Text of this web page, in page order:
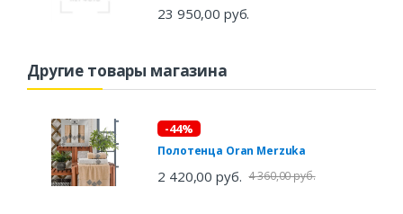
23 950,00 руб.
Другие товары магазина
-44%
Полотенца Oran Merzuka
2 420,00 руб. 4 360,00 руб.